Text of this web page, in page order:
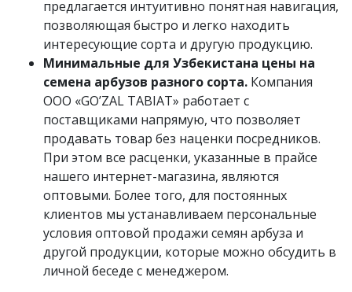
предлагается интуитивно понятная навигация,
позволяющая быстро и легко находить
интересующие сорта и другую продукцию.
Минимальные для Узбекистана цены на
семена арбузов разного сорта. Компания
OOO «GO’ZAL TABIAT» работает с
поставщиками напрямую, что позволяет
продавать товар без наценки посредников.
При этом все расценки, указанные в прайсе
нашего интернет-магазина, являются
оптовыми. Более того, для постоянных
клиентов мы устанавливаем персональные
условия оптовой продажи семян арбуза и
другой продукции, которые можно обсудить в
личной беседе с менеджером.